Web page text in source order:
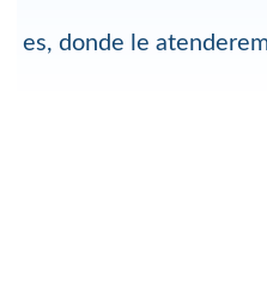
es, donde le